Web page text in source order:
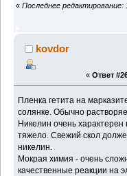
« Последнее
kovdor
« Ответ
Пленка гетита на
солянке. Обычно
Никелин очень характерен
тяжело. Свежий скол
никелин.
Мокрая химия - очень
качественные реакции на